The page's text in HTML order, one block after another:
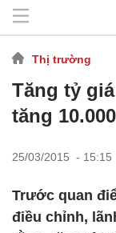
Thị trường
Tăng tỷ
tăng
25/03/2015 - 15:15
Trước quan
điều chỉnh,